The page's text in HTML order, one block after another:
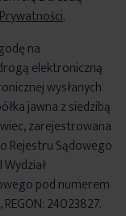
.
na
elektroniczną
wysłanych
jawna z siedzibą
zarejestrowana
Rejestru Sądowego
pod numerem
24023827.